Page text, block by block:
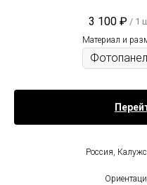
3 100 ₽ / 1
Материал и
Россия,